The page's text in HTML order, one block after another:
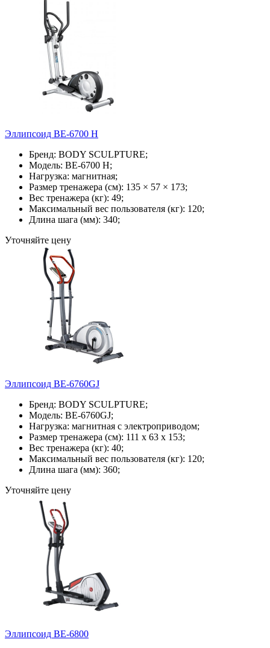
Эллипсоид BE-6700 H
Бренд: BODY SCULPTURE;
Модель: BE-6700 H;
Нагрузка: магнитная;
Размер тренажера (см): 135 × 57 × 173;
Вес тренажера (кг): 49;
Максимальный вес пользователя (кг): 120;
Длина шага (мм): 340;
Уточняйте цену
Эллипсоид BE-6760GJ
Бренд: BODY SCULPTURE;
Модель: BE-6760GJ;
Нагрузка: магнитная с электроприводом;
Размер тренажера (см): 111 х 63 х 153;
Вес тренажера (кг): 40;
Максимальный вес пользователя (кг): 120;
Длина шага (мм): 360;
Уточняйте цену
Эллипсоид BE-6800